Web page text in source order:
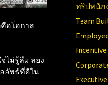
คือโอกาส
ไม่รู้ลืม ลอง
ลลัพธ์ที่ดีใน
ทริปพนัก
Team
Incentive